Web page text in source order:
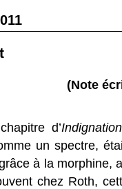
(Note
d’Indignation
un spectre,
à la morphine,
chez Roth,